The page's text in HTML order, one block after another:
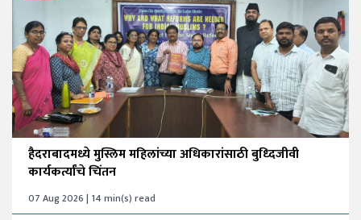
हैदराबादमध्ये मुस्लिम महिलांच्या अधिकारांसाठी बुध्दिजीवी
कार्यकर्त्यांचे चिंतन
07 Aug 2026 | 14 min(s) read